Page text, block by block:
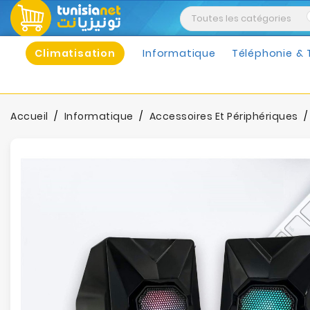
Climatisation Informatique Téléphonie &
Accueil Informatique Accessoires Et Périphériques